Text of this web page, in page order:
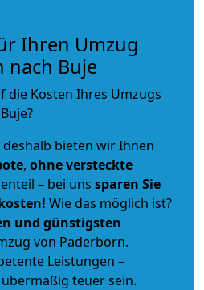
Ihren Umzug
nach Buje
die Kosten Ihres Umzugs
bieten wir Ihnen
, ohne versteckte
– bei uns sparen Sie
Wie das möglich ist?
und günstigsten
von Paderborn.
Leistungen –
teuer sein.